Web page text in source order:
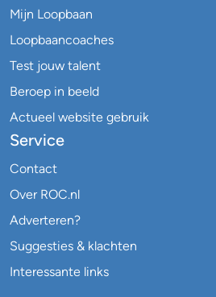
Mijn Loopbaan
Loopbaancoaches
Test jouw talent
Beroep in beeld
Actueel website gebruik
Service
Contact
Over ROC.nl
Adverteren?
Suggesties & klachten
Interessante links